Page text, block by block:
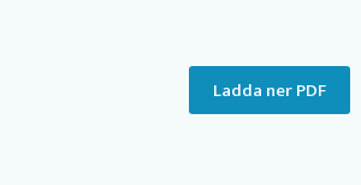
Ladda ner PDF